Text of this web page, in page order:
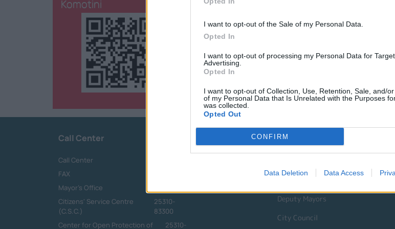
I want to opt-out of the Sale of my Personal Data.
Opted In
I want to opt-out of processing my Personal Data for
Advertising.
Opted In
I want to opt-out of Collection, Use, Retention, Sale, and/
of my Personal Data that Is Unrelated with the Purposes
was collected.
Opted Out
CONFIRM
Data Deletion Data Access
Komotini
Call Center
Call Center
FAX
Mayor's Office
Citizens' Service Centre
(C.S.C.)
25310-
83300
Center for Open Protection of
25310-
Quick Actions
Deputy Mayors
City Council